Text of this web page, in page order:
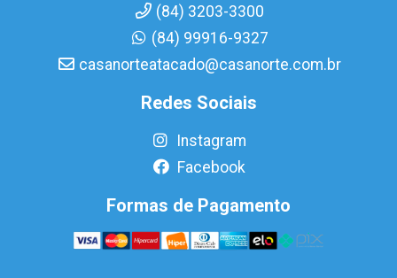
(84) 3203-3300
(84) 99916-9327
casanorteatacado@casanorte.com.br
Redes Sociais
Instagram
Facebook
Formas de Pagamento